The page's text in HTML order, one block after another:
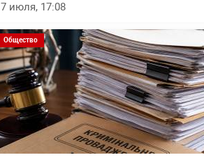
7 июля, 17:08
Общество